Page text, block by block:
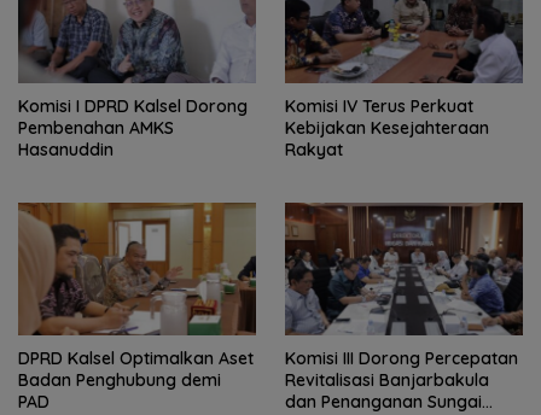
Komisi I DPRD Kalsel Dorong
Pembenahan AMKS
Hasanuddin
Komisi IV Terus Perkuat
Kebijakan Kesejahteraan
Rakyat
‎DPRD Kalsel Optimalkan Aset
Badan Penghubung demi
PAD
‎Komisi III Dorong Percepatan
Revitalisasi Banjarbakula
dan Penanganan Sungai